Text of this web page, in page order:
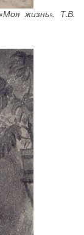
жизнь». Т.В.